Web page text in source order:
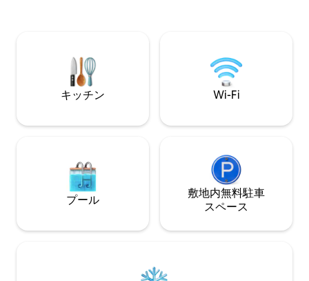
コーヒーテーブルを備えた別のプライベ
ートガーデンを見下ろすキッチン付きリ
ビングエリアで構成されています。
キッチン Wi-Fi
プール
敷地内無料駐⁠車
ス⁠ペ⁠ー⁠ス